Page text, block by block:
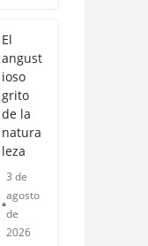
El
angust
ioso
grito
de la
natura
leza
3 de
agosto
de
2026